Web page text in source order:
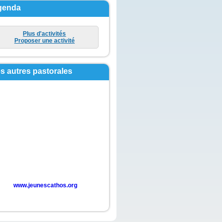
Plus d'activités
Proposer une activité
autres pastorales
www.jeunescathos.org